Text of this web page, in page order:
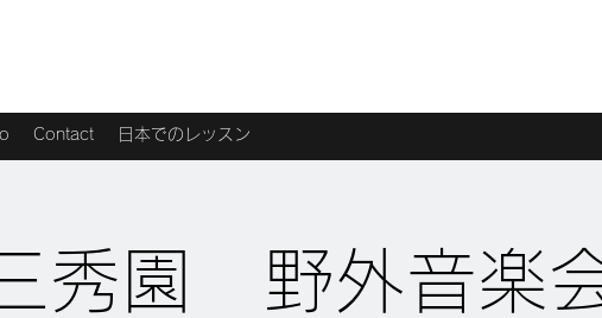
Contact 日本でのレッスン
秀園 野外音楽